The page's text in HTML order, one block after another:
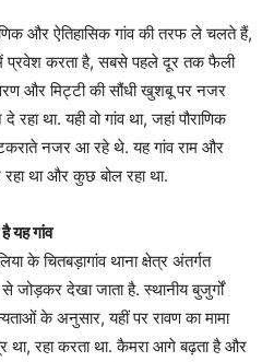
और ऐतिहासिक गांव की तरफ ले चलते हैं,
में प्रवेश करता है, सबसे पहले दूर तक फैली
और मिट्टी की सौंधी खुशबू पर नजर
था. यही वो गांव था, जहां पौराणिक
नजर आ रहे थे. यह गांव राम और
था और कुछ बोल रहा था.
यह गांव
के चितबड़ागांव थाना क्षेत्र अंतर्गत
जोड़कर देखा जाता है. स्थानीय बुजुर्गों
के अनुसार, यहीं पर रावण का मामा
था, रहा करता था. कैमरा आगे बढ़ता है और